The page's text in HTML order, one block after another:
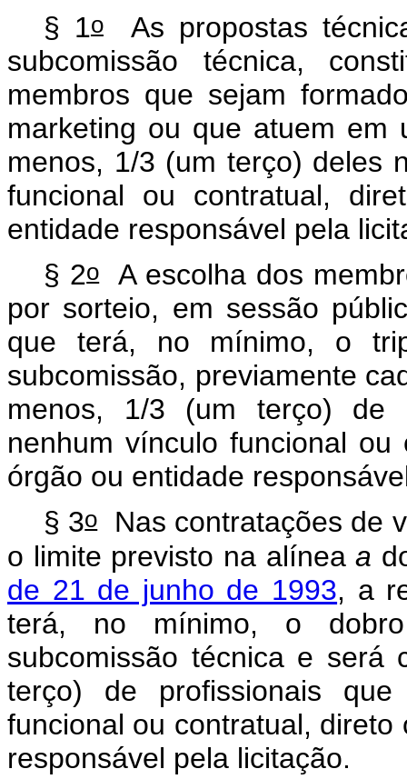
§ 1oAs propostas
subcomissão técnica,
membros que sejam
marketing ou que atuem em
menos, 1/3 (um terço) deles
funcional ou contratual,
entidade responsável pela
§ 2oA escolha dos
por sorteio, em sessão
que terá, no mínimo, o
subcomissão, previamente
menos, 1/3 (um terço) de
nenhum vínculo funcional
órgão ou entidade
§ 3oNas contratações de
o limite previsto na alíneaa
de 21 de junho de 1993, a
terá, no mínimo, o
subcomissão técnica e será
terço) de profissionais
funcional ou contratual,
responsável pela licitação.